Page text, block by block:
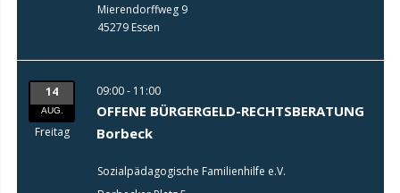
Mierendorffweg 9
45279 Essen
14
AUG.
Freitag
09:00 - 11:00
OFFENE BÜRGERGELD-RECHTSBERATUNG
Borbeck
Sozialpädagogische Familienhilfe e.V.